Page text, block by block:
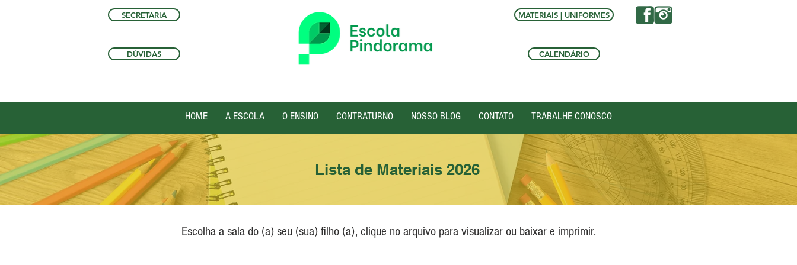
SECRETARIA
DÚVIDAS
MATERIAIS | UNIFORMES
CALENDÁRIO
HOME A ESCOLA O ENSINO CONTRATURNO NOSSO BLOG CONTATO TRABALHE CONOSCO
Lista de Materiais 2026
Escolha a sala do (a) seu (sua) filho (a), clique no arquivo para visualizar ou baixar e imprimir.